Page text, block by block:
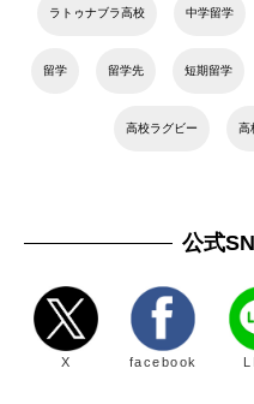
ラトゥナブラ高校 中学留学
留学 留学先 短期留学
高校ラグビー 高
公式
X facebook